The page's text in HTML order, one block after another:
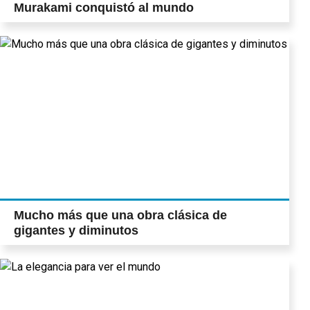
Murakami conquistó al mundo
Mucho más que una obra clásica de
gigantes y diminutos